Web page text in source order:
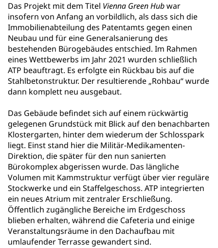
Das Projekt mit dem Titel Vienna Green Hubwar
insofern von Anfang an vorbildlich, als dass sich die
Immobilienabteilung des Patentamts gegen einen
Neubau und für eine Generalsanierung des
bestehenden Bürogebäudes entschied. Im Rahmen
eines Wettbewerbs im Jahr 2021 wurden schließlich
ATP beauftragt. Es erfolgte ein Rückbau bis auf die
Stahlbetonstruktur. Der resultierende „Rohbau“ wurde
dann komplett neu ausgebaut.
Das Gebäude befindet sich auf einem rückwärtig
gelegenen Grundstück mit Blick auf den benachbarten
Klostergarten, hinter dem wiederum der Schlosspark
liegt. Einst stand hier die Militär-Medikamenten-
Direktion, die später für den nun sanierten
Bürokomplex abgerissen wurde. Das längliche
Volumen mit Kammstruktur verfügt über vier reguläre
Stockwerke und ein Staffelgeschoss. ATP integrierten
ein neues Atrium mit zentraler Erschließung.
Öffentlich zugängliche Bereiche im Erdgeschoss
blieben erhalten, während die Cafeteria und einige
Veranstaltungsräume in den Dachaufbau mit
umlaufender Terrasse gewandert sind.